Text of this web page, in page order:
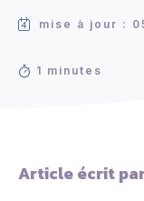
mise à jour :
1 minutes
Article écrit